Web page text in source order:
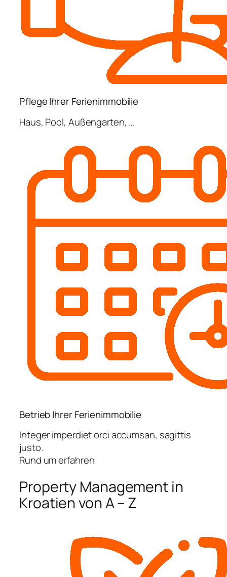
Pflege Ihrer Ferienimmobilie
Haus, Pool, Außengarten, …
Betrieb Ihrer Ferienimmobilie
Integer imperdiet orci accumsan, sagittis
justo.
Rund um erfahren
Property Management in
Kroatien von A – Z